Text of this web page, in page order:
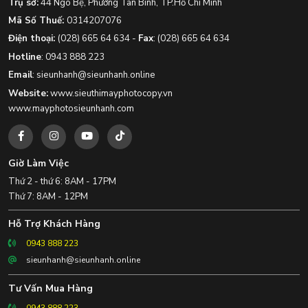
Mã Số Thuế: 0314207076
Điện thoại: (028) 665 64 634 - Fax: (028) 665 64 634
Hotline: 0943 888 223
Email: sieunhanh@sieunhanh.online
Website:www.sieuthimayphotocopy.vn
www.mayphotosieunhanh.com
Giờ Làm Việc
Thứ 2 - thứ 6: 8AM - 17PM
Thứ 7: 8AM - 12PM
Hỗ Trợ Khách Hàng
0943 888 223
sieunhanh@sieunhanh.online
Tư Vấn Mua Hàng